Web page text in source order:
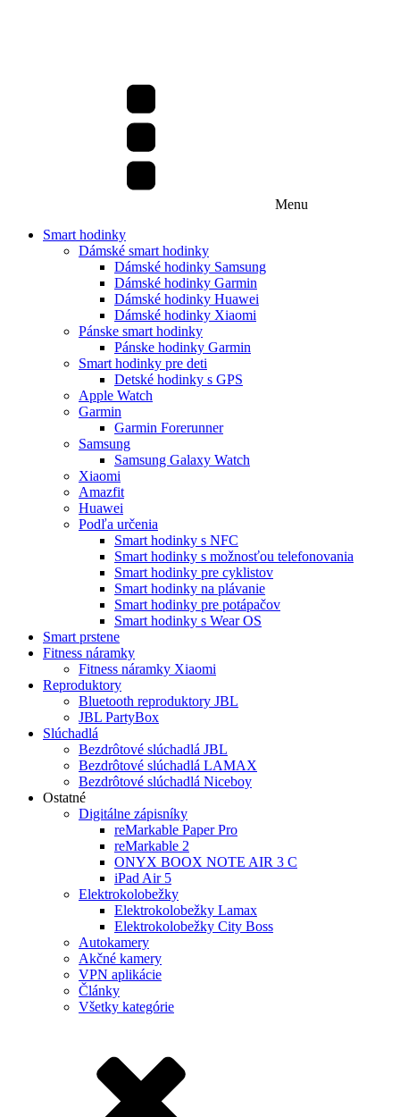
Menu
Smart hodinky
Dámské smart hodinky
Dámské hodinky Samsung
Dámské hodinky Garmin
Dámské hodinky Huawei
Dámské hodinky Xiaomi
Pánske smart hodinky
Pánske hodinky Garmin
Smart hodinky pre deti
Detské hodinky s GPS
Apple Watch
Garmin
Garmin Forerunner
Samsung
Samsung Galaxy Watch
Xiaomi
Amazfit
Huawei
Podľa určenia
Smart hodinky s NFC
Smart hodinky s možnosťou telefonovania
Smart hodinky pre cyklistov
Smart hodinky na plávanie
Smart hodinky pre potápačov
Smart hodinky s Wear OS
Smart prstene
Fitness náramky
Fitness náramky Xiaomi
Reproduktory
Bluetooth reproduktory JBL
JBL PartyBox
Slúchadlá
Bezdrôtové slúchadlá JBL
Bezdrôtové slúchadlá LAMAX
Bezdrôtové slúchadlá Niceboy
Ostatné
Digitálne zápisníky
reMarkable Paper Pro
reMarkable 2
ONYX BOOX NOTE AIR 3 C
iPad Air 5
Elektrokolobežky
Elektrokolobežky Lamax
Elektrokolobežky City Boss
Autokamery
Akčné kamery
VPN aplikácie
Články
Všetky kategórie